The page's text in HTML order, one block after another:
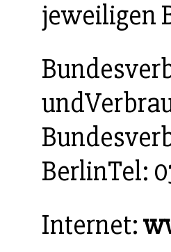
jeweiligen
BerlinTel:
Internet: